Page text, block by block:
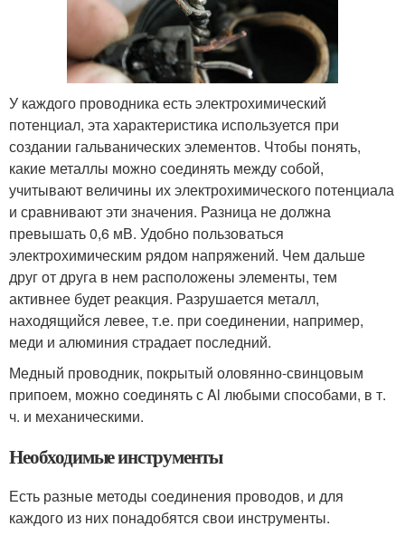
У каждого проводника есть электрохимический
потенциал, эта характеристика используется при
создании гальванических элементов. Чтобы понять,
какие металлы можно соединять между собой,
учитывают величины их электрохимического потенциала
и сравнивают эти значения. Разница не должна
превышать 0,6 мВ. Удобно пользоваться
электрохимическим рядом напряжений. Чем дальше
друг от друга в нем расположены элементы, тем
активнее будет реакция. Разрушается металл,
находящийся левее, т.е. при соединении, например,
меди и алюминия страдает последний.
Медный проводник, покрытый оловянно-свинцовым
припоем, можно соединять с Al любыми способами, в т.
ч. и механическими.
Необходимые инструменты
Есть разные методы соединения проводов, и для
каждого из них понадобятся свои инструменты.